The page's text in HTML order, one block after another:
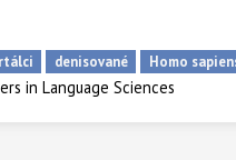
denisované Homo
in Language Sciences